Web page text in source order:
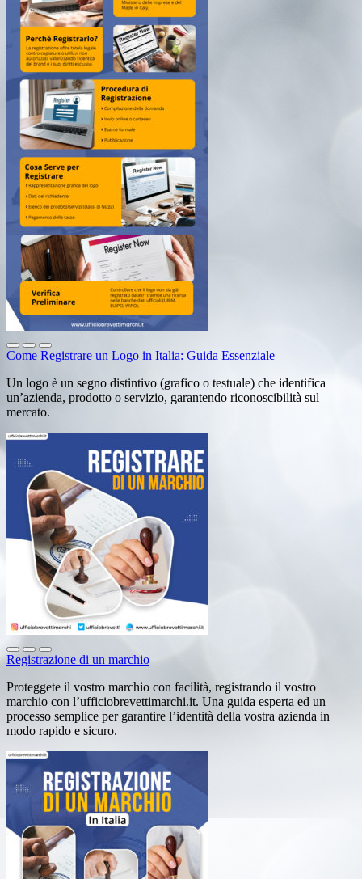
Come Registrare un Logo in Italia: Guida Essenziale
Un logo è un segno distintivo (grafico o testuale) che identifica
un’azienda, prodotto o servizio, garantendo riconoscibilità sul
mercato.
Registrazione di un marchio
Proteggete il vostro marchio con facilità, registrando il vostro
marchio con l’ufficiobrevettimarchi.it. Una guida esperta ed un
processo semplice per garantire l’identità della vostra azienda in
modo rapido e sicuro.